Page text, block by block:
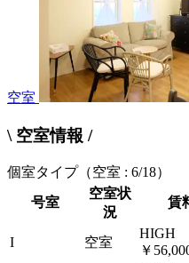
空室
\ 空室情報 /
個室タイプ（空室 : 6/18）
号室
空室状
況
賃
I 空室
HIGH
￥